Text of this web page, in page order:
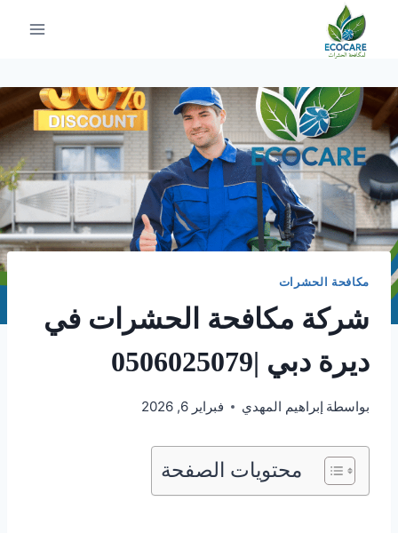
التجاوز
مكافحة الحشرات
شركة مكافحة الحشرات في
ديرة دبي |0506025079
بواسطة إبراهيم المهدي فبراير 6, 2026
محتويات الصفحة